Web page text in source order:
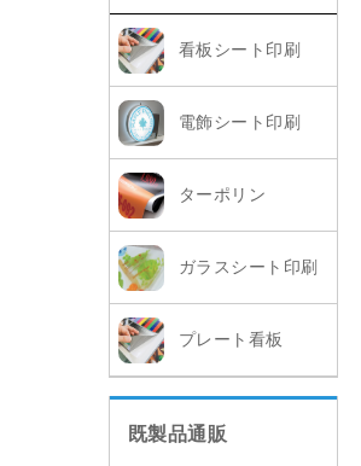
看板シート印刷
電飾シート印刷
ターポリン
ガラスシート印刷
プレート看板
既製品通販